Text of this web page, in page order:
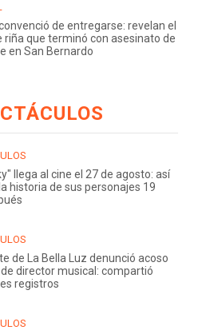
de entregarse: revelan el
riña que terminó con asesinato de
en San Bernardo
llega al cine el 27 de agosto: así
historia de sus personajes 19
de La Bella Luz denunció acoso
director musical: compartió
registros